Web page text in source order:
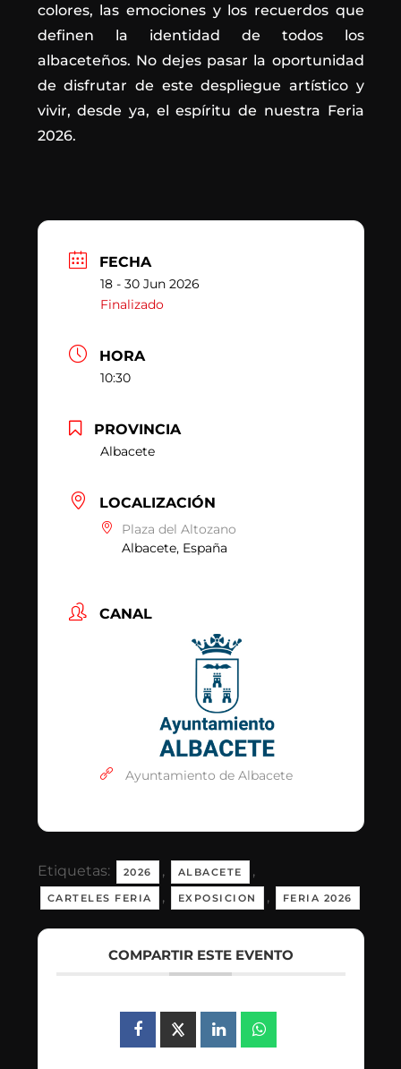
colores, las emociones y los recuerdos que
definen la identidad de todos los
albaceteños. No dejes pasar la oportunidad
de disfrutar de este despliegue artístico y
vivir, desde ya, el espíritu de nuestra Feria
2026.
FECHA
18 - 30 Jun 2026
Finalizado
HORA
10:30
PROVINCIA
Albacete
LOCALIZACIÓN
Plaza del Altozano
Albacete, España
CANAL
Ayuntamiento de Albacete
Etiquetas: 2026 , ALBACETE ,
CARTELES FERIA , EXPOSICION , FERIA 2026
COMPARTIR ESTE EVENTO